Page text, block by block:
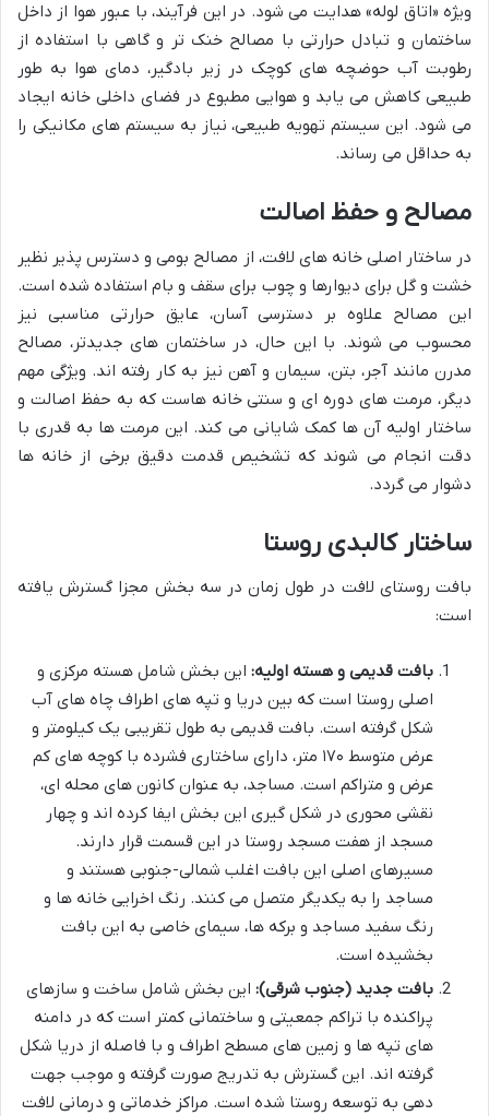
ویژه «اتاق لوله» هدایت می شود. در این فرآیند، با عبور هوا از داخل
ساختمان و تبادل حرارتی با مصالح خنک تر و گاهی با استفاده از
رطوبت آب حوضچه های کوچک در زیر بادگیر، دمای هوا به طور
طبیعی کاهش می یابد و هوایی مطبوع در فضای داخلی خانه ایجاد
می شود. این سیستم تهویه طبیعی، نیاز به سیستم های مکانیکی را
به حداقل می رساند.
مصالح و حفظ اصالت
در ساختار اصلی خانه های لافت، از مصالح بومی و دسترس پذیر نظیر
خشت و گل برای دیوارها و چوب برای سقف و بام استفاده شده است.
این مصالح علاوه بر دسترسی آسان، عایق حرارتی مناسبی نیز
محسوب می شوند. با این حال، در ساختمان های جدیدتر، مصالح
مدرن مانند آجر، بتن، سیمان و آهن نیز به کار رفته اند. ویژگی مهم
دیگر، مرمت های دوره ای و سنتی خانه هاست که به حفظ اصالت و
ساختار اولیه آن ها کمک شایانی می کند. این مرمت ها به قدری با
دقت انجام می شوند که تشخیص قدمت دقیق برخی از خانه ها
دشوار می گردد.
ساختار کالبدی روستا
بافت روستای لافت در طول زمان در سه بخش مجزا گسترش یافته
است:
بافت قدیمی و هسته اولیه: این بخش شامل هسته مرکزی و
اصلی روستا است که بین دریا و تپه های اطراف چاه های آب
شکل گرفته است. بافت قدیمی به طول تقریبی یک کیلومتر و
عرض متوسط ۱۷۰ متر، دارای ساختاری فشرده با کوچه های کم
عرض و متراکم است. مساجد، به عنوان کانون های محله ای،
نقشی محوری در شکل گیری این بخش ایفا کرده اند و چهار
مسجد از هفت مسجد روستا در این قسمت قرار دارند.
مسیرهای اصلی این بافت اغلب شمالی-جنوبی هستند و
مساجد را به یکدیگر متصل می کنند. رنگ اخرایی خانه ها و
رنگ سفید مساجد و برکه ها، سیمای خاصی به این بافت
بخشیده است.
بافت جدید (جنوب شرقی): این بخش شامل ساخت و سازهای
پراکنده با تراکم جمعیتی و ساختمانی کمتر است که در دامنه
های تپه ها و زمین های مسطح اطراف و با فاصله از دریا شکل
گرفته اند. این گسترش به تدریج صورت گرفته و موجب جهت
دهی به توسعه روستا شده است. مراکز خدماتی و درمانی لافت